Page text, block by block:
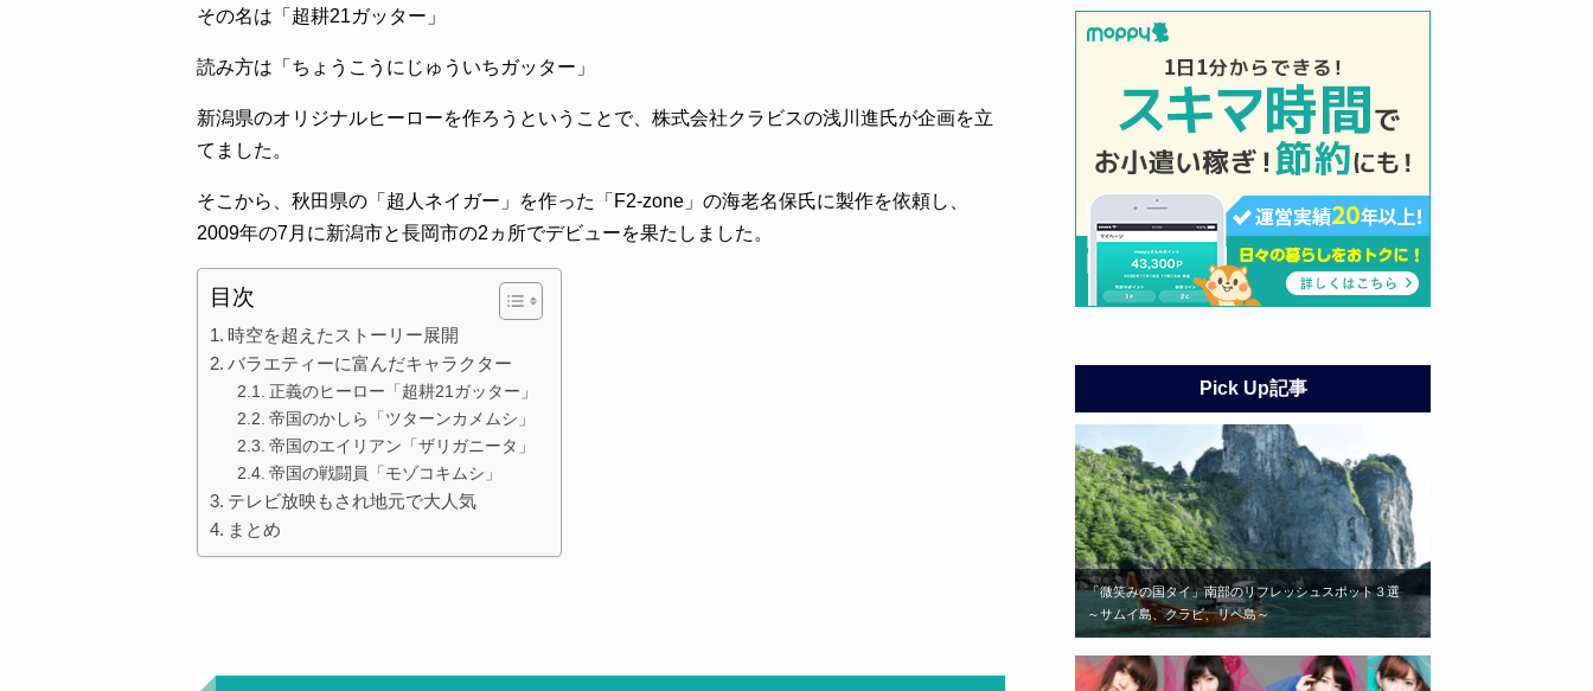
その名は「超耕21ガッター」
読み方は「ちょうこうにじゅういちガッター」
新潟県のオリジナルヒーローを作ろうということで、株式会社クラビスの浅川進氏が企画を立
てました。
そこから、秋田県の「超人ネイガー」を作った「F2-zone」の海老名保氏に製作を依頼し、
2009年の7月に新潟市と長岡市の2ヵ所でデビューを果たしました。
目次
時空を超えたストーリー展開
バラエティーに富んだキャラクター
正義のヒーロー「超耕21ガッター」
帝国のかしら「ツターンカメムシ」
帝国のエイリアン「ザリガニータ」
帝国の戦闘員「モゾコキムシ」
テレビ放映もされ地元で大人気
まとめ
Pick Up記事
「微笑みの国タイ」南部のリフレッシュスポット３選
～サムイ島、クラビ、リペ島～